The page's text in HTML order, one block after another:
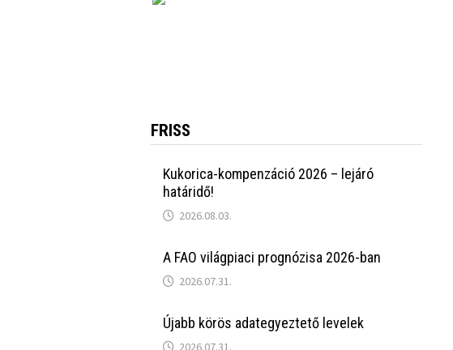
FRISS
Kukorica-kompenzáció 2026 – lejáró
határidő!
2026.08.03.
A FAO világpiaci prognózisa 2026-ban
2026.07.31.
Újabb körös adategyeztető levelek
2026.07.31.